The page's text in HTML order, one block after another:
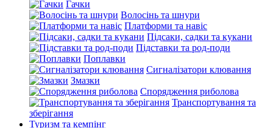
Гачки
Волосінь та шнури
Платформи та навіс
Підсаки, садки та кукани
Підставки та род-поди
Поплавки
Сигналізатори клювання
Змазки
Спорядження риболова
Транспортування та
зберігання
Туризм та кемпінг